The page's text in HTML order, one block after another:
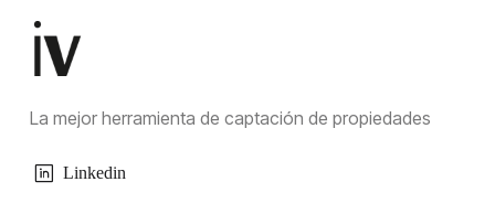
La mejor herramienta de captación de propiedades
Linkedin